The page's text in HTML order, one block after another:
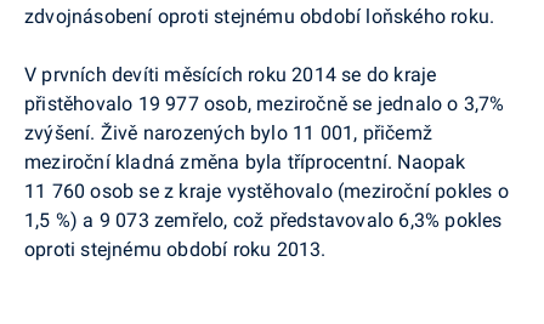
zdvojnásobení oproti stejnému období loňského roku.
V prvních devíti měsících roku 2014 se do kraje
přistěhovalo 19 977 osob, meziročně se jednalo o 3,7%
zvýšení. Živě narozených bylo 11 001, přičemž
meziroční kladná změna byla tříprocentní. Naopak
11 760 osob se z kraje vystěhovalo (meziroční pokles o
1,5 %) a 9 073 zemřelo, což představovalo 6,3% pokles
oproti stejnému období roku 2013.